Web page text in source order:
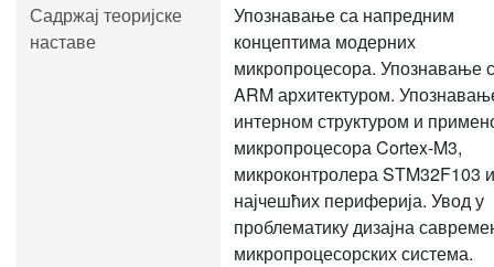
Садржај теоријске
наставе
Упознавање са напредним
концептима модерних
микропроцесора. Упознавање
ARM архитектуром.
интерном структуром и
микропроцесора Cortex-M3,
микроконтролера STM32F103 и
најчешћих периферија. Увод у
проблематику дизајна
микропроцесорских система.